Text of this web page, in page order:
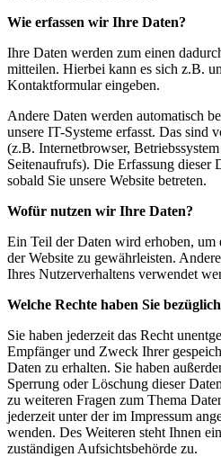
Wie erfassen wir Ihre Daten?
Ihre Daten werden zum einen
mitteilen. Hierbei kann es sich z.B.
Kontaktformular eingeben.
Andere Daten werden automatisch
unsere IT-Systeme erfasst. Das sind
(z.B. Internetbrowser,
Seitenaufrufs). Die Erfassung dieser
sobald Sie unsere Website betreten.
Wofür nutzen wir Ihre Daten?
Ein Teil der Daten wird erhoben, um
der Website zu gewährleisten.
Ihres Nutzerverhaltens verwendet
Welche Rechte haben Sie
Sie haben jederzeit das Recht
Empfänger und Zweck Ihrer
Daten zu erhalten. Sie haben
Sperrung oder Löschung dieser
zu weiteren Fragen zum Thema
jederzeit unter der im Impressum
wenden. Des Weiteren steht Ihnen
zuständigen Aufsichtsbehörde zu.